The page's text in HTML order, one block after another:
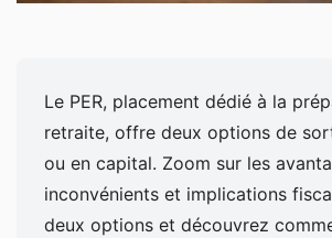
Le PER, placement dédié à la
retraite, offre deux options de
ou en capital. Zoom sur les
inconvénients et implications
deux options et découvrez